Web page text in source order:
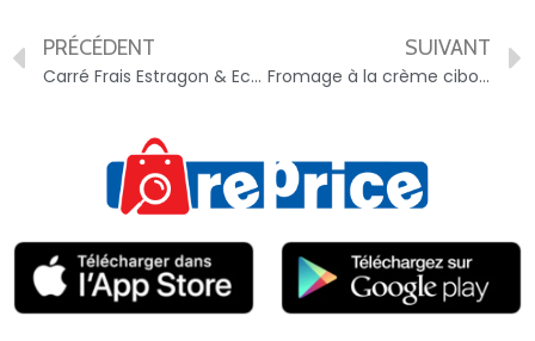
PRÉCÉDENT
Carré Frais Estragon & Echalote (17,5% MG) – 3480342958660
SUIVANT
Fromage à la crème ciboulette – 3272770094443